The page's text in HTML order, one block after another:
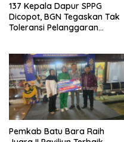
137 Kepala Dapur SPPG
Dicopot, BGN Tegaskan Tak
Toleransi Pelanggaran
Pemkab Batu Bara Raih